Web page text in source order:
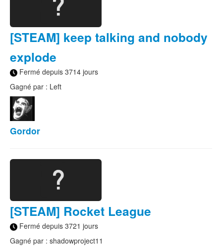
[STEAM] keep talking and nobody
explode
Fermé depuis 3714 jours
Gagné par : Left
Gordor
[STEAM] Rocket League
Fermé depuis 3721 jours
Gagné par : shadowproject11